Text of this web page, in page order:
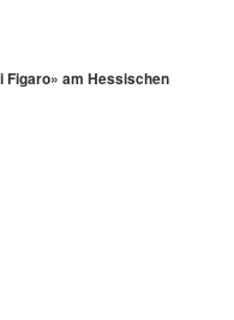
Figaro» am Hessischen